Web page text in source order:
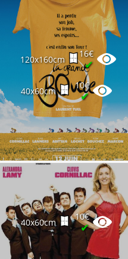
120x160cm
16€
✔
40x60cm
10€
✔
40x60cm
10€
✔